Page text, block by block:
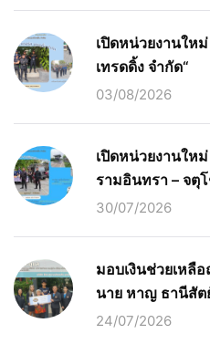
เปิดหน่วยงานให
เทรดดิ้ง จำกัด“
03/08/2026
เปิดหน่วยงานให
รามอินทรา – จตุ
30/07/2026
มอบเงินช่วยเหลื
นาย หาญ ธานีสัต
24/07/2026